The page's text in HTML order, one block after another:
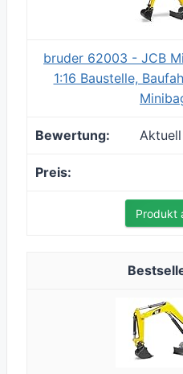
bruder 62003 - JCB
1:16 Baustelle,
Produkt